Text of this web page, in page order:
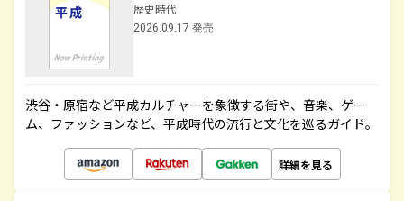
歴史時代
2026.09.17 発売
渋谷・原宿など平成カルチャーを象徴する街や、音楽、ゲー
ム、ファッションなど、平成時代の流行と文化を巡るガイド。
詳細を見る